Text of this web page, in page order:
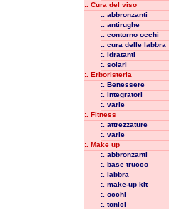
:. Cura del viso
:. abbronzanti
:. antirughe
:. contorno occhi
:. cura delle labbra
:. idratanti
:. solari
:. Erboristeria
:. Benessere
:. integratori
:. varie
:. Fitness
:. attrezzature
:. varie
:. Make up
:. abbronzanti
:. base trucco
:. labbra
:. make-up kit
:. occhi
:. tonici